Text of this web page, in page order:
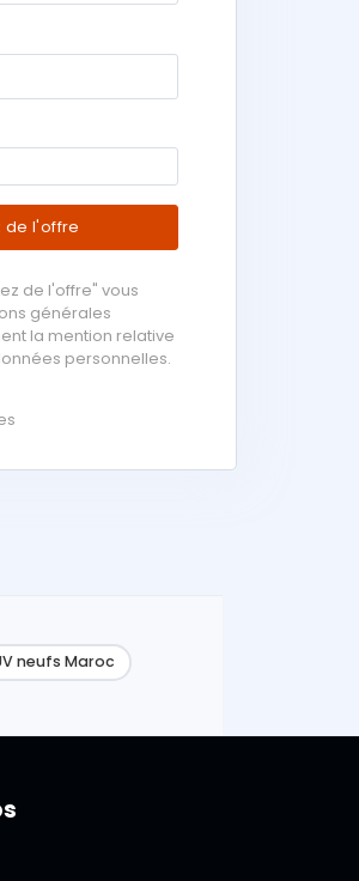
de l'offre
de l'offre" vous
générales
la mention relative
personnelles.
neufs Maroc